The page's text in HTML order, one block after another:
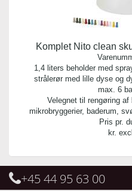
Komplet Nito clean
1,4 liters beholder med
strålerør med lille dyse og
max. 6
Velegnet til rengøring
mikrobryggerier, baderum,
Pris pr.
kr.
+45 44 95 63 00